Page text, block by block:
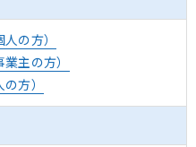
の方）
主の方）
方）